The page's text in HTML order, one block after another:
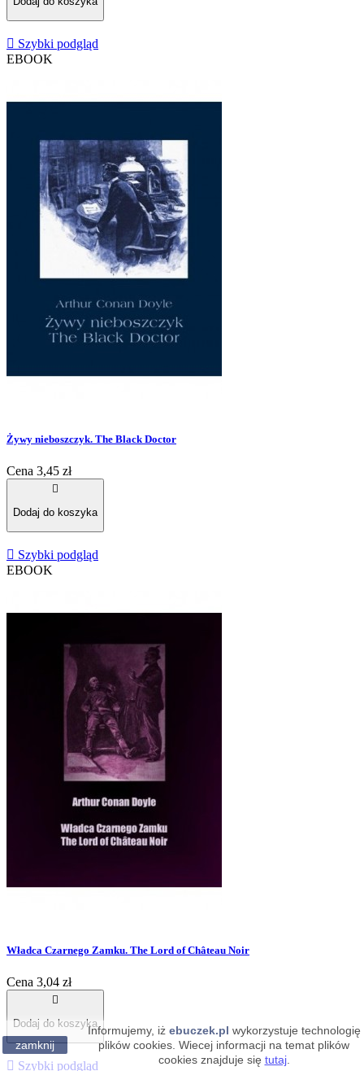
 Szybki podgląd
EBOOK
Żywy nieboszczyk. The Black Doctor
Cena 3,45 zł

Dodaj do koszyka
 Szybki podgląd
EBOOK
Władca Czarnego Zamku. The Lord of Château Noir
Cena 3,04 zł

Dodaj do koszyka
 Szybki podgląd
zamknij
Informujemy, iż ebuczek.pl wykorzystuje technologię
plików cookies. Wiecej informacji na temat plików
cookies znajduje się tutaj.